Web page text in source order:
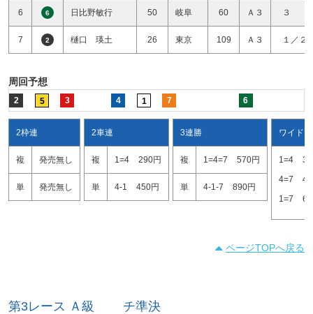
6 6 日比野敏行 50 岐阜 60 Ａ３ ３
7 2 樋口 瑛土 26 東京 109 Ａ３ １／２
周回予想
2 5 3 4 1 7 6
2枠連
複 発売無し
単 発売無し
2車連
複 1=4 290円
単 4-1 450円
3連勝
複 1=4=7 570円
単 4-1-7 890円
ワイド
1=4
4=7
1=7
ページTOPへ戻る
第3レース Ａ級 チ準決